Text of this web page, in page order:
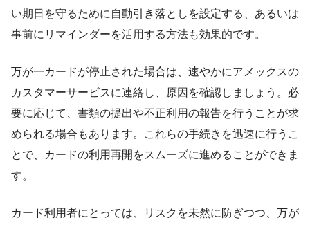
い期日を守るために自動引き落としを設定する、あるいは
事前にリマインダーを活用する方法も効果的です。
万が一カードが停止された場合は、速やかにアメックスの
カスタマーサービスに連絡し、原因を確認しましょう。必
要に応じて、書類の提出や不正利用の報告を行うことが求
められる場合もあります。これらの手続きを迅速に行うこ
とで、カードの利用再開をスムーズに進めることができま
す。
カード利用者にとっては、リスクを未然に防ぎつつ、万が